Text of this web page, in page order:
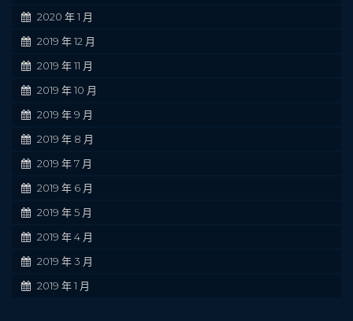
2020 年 1 月
2019 年 12 月
2019 年 11 月
2019 年 10 月
2019 年 9 月
2019 年 8 月
2019 年 7 月
2019 年 6 月
2019 年 5 月
2019 年 4 月
2019 年 3 月
2019 年 1 月